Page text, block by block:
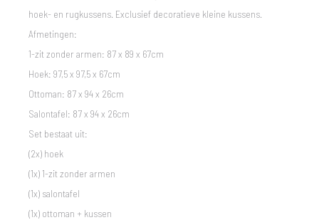
hoek- en rugkussens. Exclusief decoratieve kleine kussens.
Afmetingen:
1-zit zonder armen: 87 x 89 x 67cm
Hoek: 97,5 x 97,5 x 67cm
Ottoman: 87 x 94 x 26cm
Salontafel: 87 x 94 x 26cm
Set bestaat uit:
(2x) hoek
(1x) 1-zit zonder armen
(1x) salontafel
(1x) ottoman + kussen